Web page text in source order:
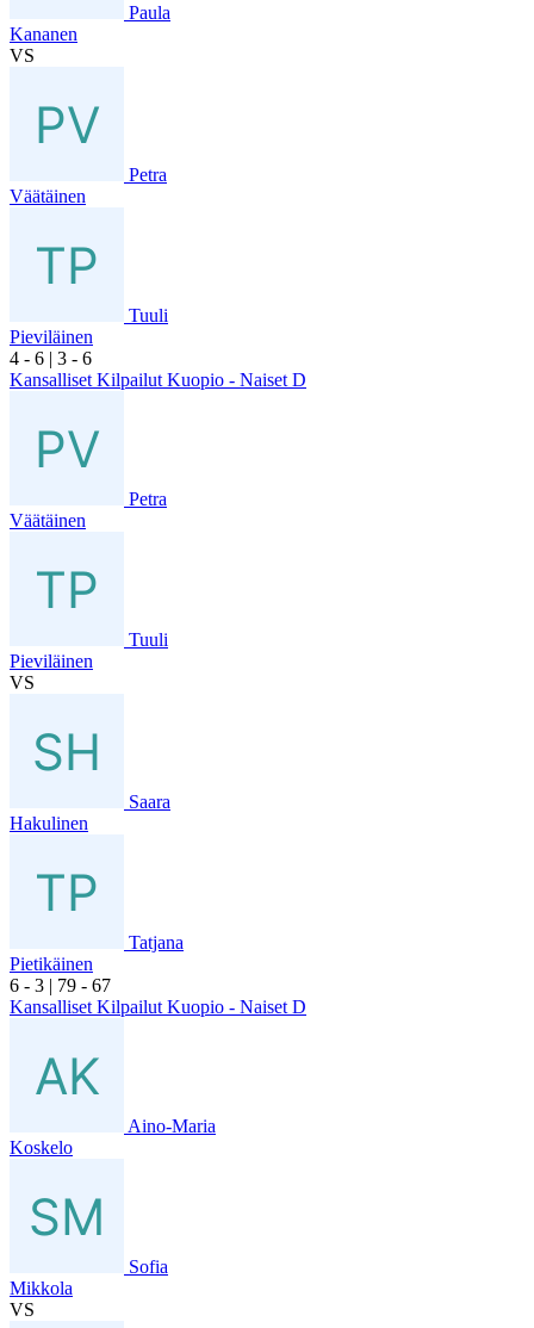
Paula
Kananen
VS
Petra
Väätäinen
Tuuli
Pieviläinen
4 - 6 | 3 - 6
Kansalliset Kilpailut Kuopio - Naiset D
Petra
Väätäinen
Tuuli
Pieviläinen
VS
Saara
Hakulinen
Tatjana
Pietikäinen
6 - 3 | 79 - 67
Kansalliset Kilpailut Kuopio - Naiset D
Aino-Maria
Koskelo
Sofia
Mikkola
VS